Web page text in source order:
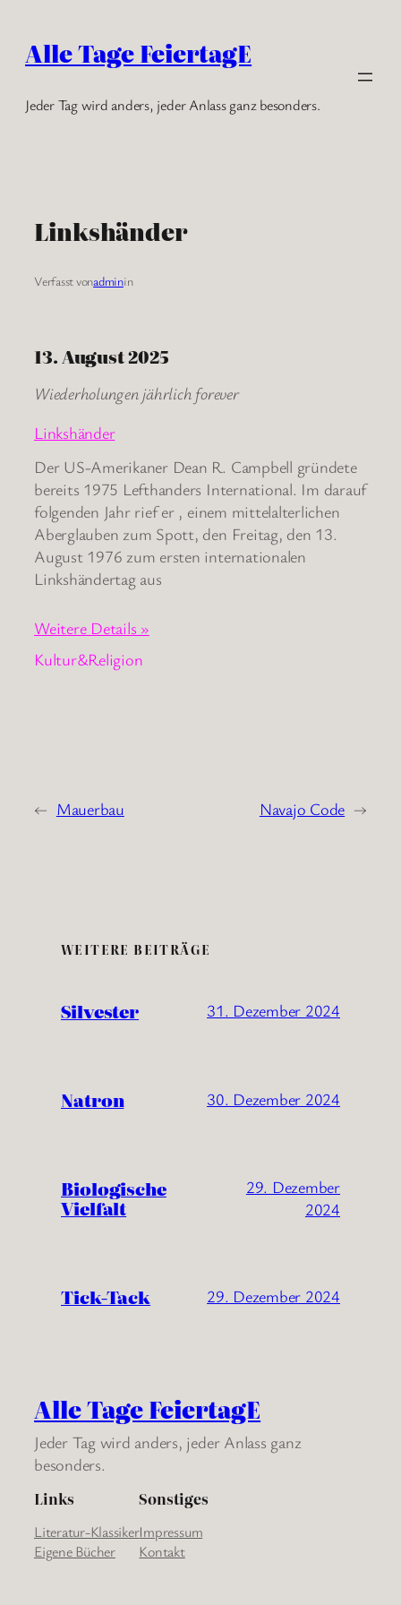
Inhalt
springen
Alle Tage FeiertagE
Jeder Tag wird anders, jeder Anlass ganz besonders.
Linkshänder
Verfasst vonadminin
13. August 2025
Wiederholungen jährlich forever
Linkshänder
Der US-Amerikaner Dean R. Campbell gründete
bereits 1975 Lefthanders International. Im darauf
folgenden Jahr rief er , einem mittelalterlichen
Aberglauben zum Spott, den Freitag, den 13.
August 1976 zum ersten internationalen
Linkshändertag aus
Weitere Details »
Kultur&Religion
← Mauerbau Navajo Code →
WEITERE BEITRÄGE
Silvester 31. Dezember 2024
Natron 30. Dezember 2024
Biologische
Vielfalt
29. Dezember
2024
Tick-Tack 29. Dezember 2024
Alle Tage FeiertagE
Jeder Tag wird anders, jeder Anlass ganz
besonders.
Links
Literatur-Klassiker
Eigene Bücher
Sonstiges
Impressum
Kontakt